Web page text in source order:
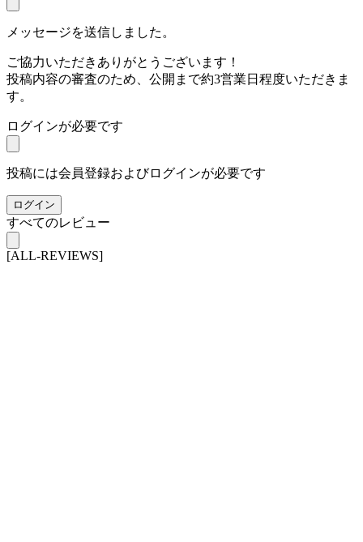
メッセージを送信しました。
ご協力いただきありがとうございます！
投稿内容の審査のため、公開まで約3営業日程度いただきま
す。
ログインが必要です
投稿には会員登録およびログインが必要です
ログイン
すべてのレビュー
[ALL-REVIEWS]